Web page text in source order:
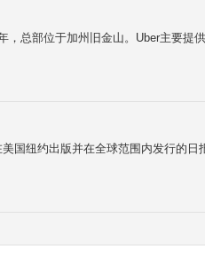
，总部位于加州旧金山。Uber主要提
国纽约出版并在全球范围内发行的日